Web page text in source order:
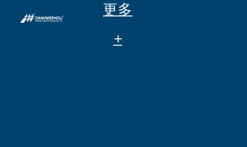
更多
+